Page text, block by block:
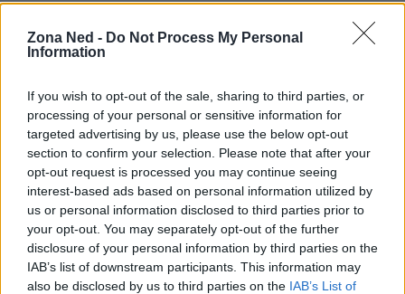
Zona Ned - Do Not Process My Personal
Information
If you wish to opt-out of the sale, sharing to third parties, or
processing of your personal or sensitive information for
targeted advertising by us, please use the below opt-out
section to confirm your selection. Please note that after your
opt-out request is processed you may continue seeing
interest-based ads based on personal information utilized by
us or personal information disclosed to third parties prior to
your opt-out. You may separately opt-out of the further
disclosure of your personal information by third parties on the
IAB’s list of downstream participants. This information may
also be disclosed by us to third parties on the IAB’s List of